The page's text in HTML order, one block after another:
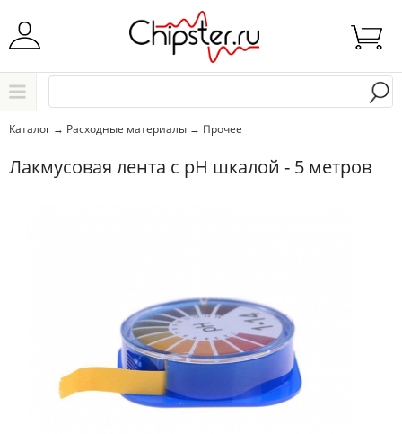
Начните водить название города..
Каталог → Расходные материалы → Прочее
Лакмусовая лента с pH шкалой - 5 метров